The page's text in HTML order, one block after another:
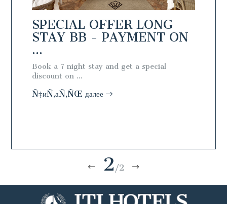
SPECIAL OFFER LONG
STAY BB - PAYMENT ON
...
Book a 7 night stay and get a special
discount on ...
Ñ‡иÑ‚аÑ‚ÑŒ далее
2 /2